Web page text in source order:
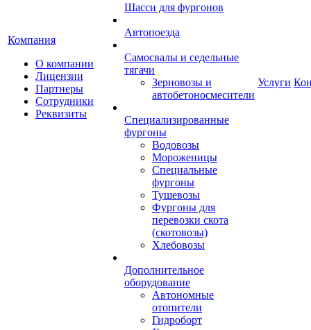
Компания
О компании
Лицензии
Партнеры
Сотрудники
Реквизиты
Шасси для фургонов
Автопоезда
Самосвалы и седельные
тягачи
Зерновозы и
автобетоносмесители
Специализированные
фургоны
Водовозы
Мороженицы
Специальные
фургоны
Тушевозы
Фургоны для
перевозки скота
(скотовозы)
Хлебовозы
Дополнительное
оборудование
Автономные
отопители
Гидроборт
Услуги